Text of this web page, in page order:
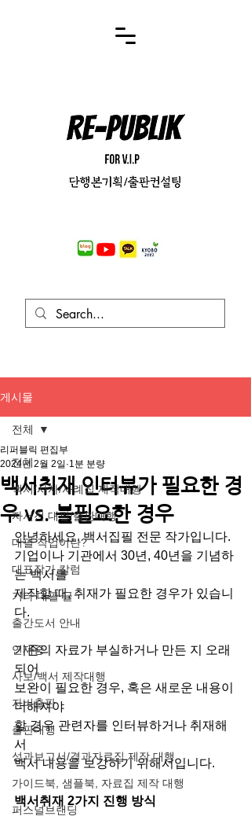
게시물
전체
백서/사사/사례집 제작대행
자서전 대필/출판대행
대필 작업이란?
대표작가 칼럼
기타 대필 글
출간도서 안내
연재중
사보/백서 제작대행
자비출판
출판대행
성과보고서/결과자료집 제작 대행
가이드북, 샘플북, 자료집 제작 대행
퍼스널브랜딩
전체
백서취재 인터뷰가 필요한 경
우 vs. 불필요한 경우
리퍼블릭 편집부
2024년 2월 2일 1분 분량
안녕하세요. 백서집필 전문 작가입니다.
기업이나 기관에서 30년, 40년을 기념하
는 백서를
제작할 때, 취재가 필요한 경우가 있습니
다.
기존의 자료가 부실하거나 만든 지 오래
되어
보완이 필요한 경우, 혹은 새로운 내용이
더해져야
할 경우 관련자를 인터뷰하거나 취재해
서
백서 내용을 보강하기 위해서입니다.
백서취재 2가지 진행 방식